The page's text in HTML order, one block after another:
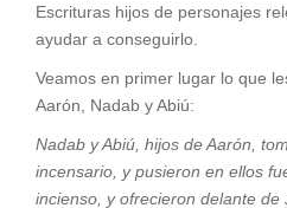
Escrituras hijos de personajes
ayudar a conseguirlo.
Veamos en primer lugar lo que
Aarón, Nadab y Abiú:
Nadab y Abiú, hijos de Aarón,
incensario, y pusieron en ellos
incienso, y ofrecieron delante